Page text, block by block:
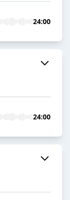
24:00
24:00